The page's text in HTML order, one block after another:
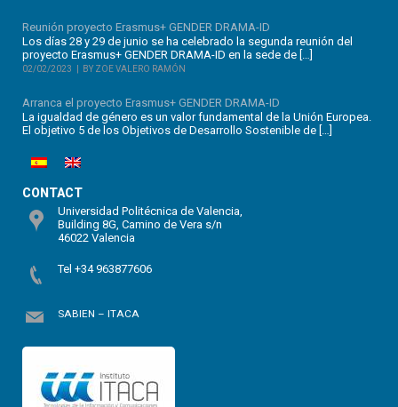
Reunión proyecto Erasmus+ GENDER DRAMA-ID
Los días 28 y 29 de junio se ha celebrado la segunda reunión del
proyecto Erasmus+ GENDER DRAMA-ID en la sede de […]
02/02/2023 BY ZOE VALERO RAMÓN
Arranca el proyecto Erasmus+ GENDER DRAMA-ID
La igualdad de género es un valor fundamental de la Unión Europea.
El objetivo 5 de los Objetivos de Desarrollo Sostenible de […]
CONTACT
Universidad Politécnica de Valencia,
Building 8G, Camino de Vera s/n
46022 Valencia
Tel +34 963877606
SABIEN – ITACA